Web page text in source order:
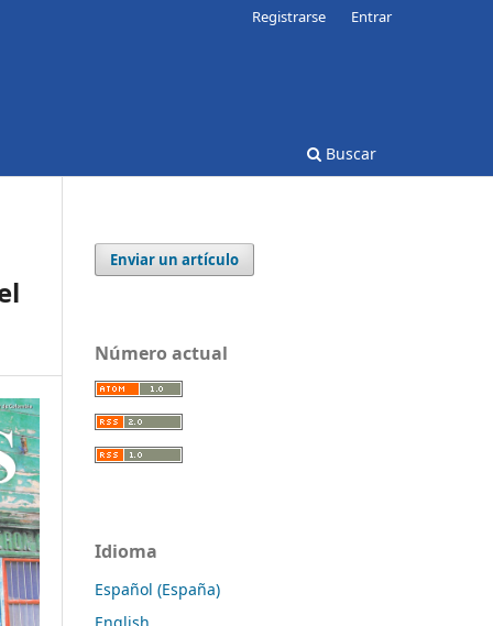
Buscar
Registrarse Entrar
Enviar un artículo
Número actual
Idioma
Español (España)